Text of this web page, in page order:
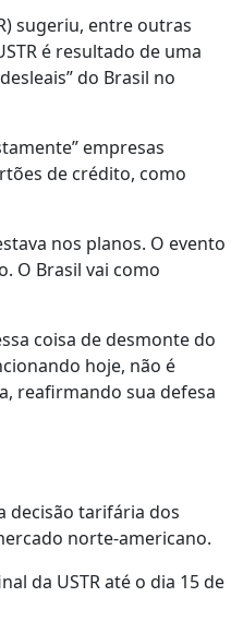
sugeriu, entre outras
é resultado de uma
do Brasil no
empresas
de crédito, como
nos planos. O evento
O Brasil vai como
coisa de desmonte do
hoje, não é
reafirmando sua defesa
decisão tarifária dos
norte-americano.
da USTR até o dia 15 de